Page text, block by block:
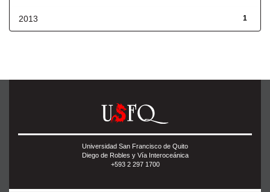
1
2013
Universidad San Francisco de Quito
Diego de Robles y Vía Interoceánica
+593 2 297 1700